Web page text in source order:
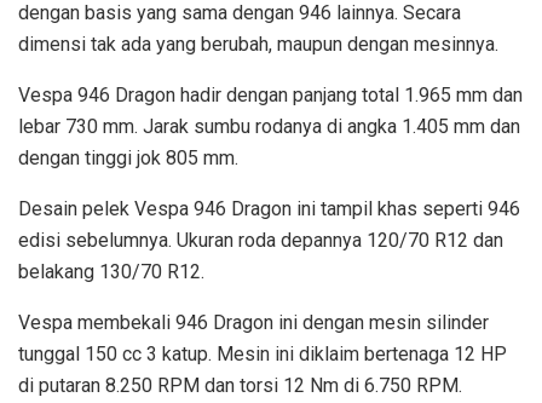
dengan basis yang sama dengan 946 lainnya. Secara
dimensi tak ada yang berubah, maupun dengan mesinnya.
Vespa 946 Dragon hadir dengan panjang total 1.965 mm dan
lebar 730 mm. Jarak sumbu rodanya di angka 1.405 mm dan
dengan tinggi jok 805 mm.
Desain pelek Vespa 946 Dragon ini tampil khas seperti 946
edisi sebelumnya. Ukuran roda depannya 120/70 R12 dan
belakang 130/70 R12.
Vespa membekali 946 Dragon ini dengan mesin silinder
tunggal 150 cc 3 katup. Mesin ini diklaim bertenaga 12 HP
di putaran 8.250 RPM dan torsi 12 Nm di 6.750 RPM.